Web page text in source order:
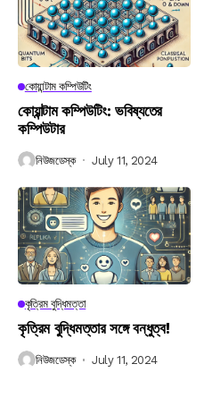
কোয়ান্টাম কম্পিউটিং
কোয়ান্টাম কম্পিউটিং: ভবিষ্যতের
কম্পিউটার
নিউজডেস্ক July 11, 2024
কৃত্রিম বুদ্ধিমত্তা
কৃত্রিম বুদ্ধিমত্তার সঙ্গে বন্ধুত্ব!
নিউজডেস্ক July 11, 2024